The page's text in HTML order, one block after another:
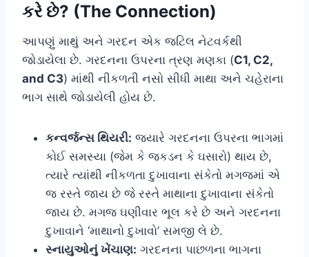
કરે છે? (The Connection)
આપણું માથું અને ગરદન એક જટિલ નેટવર્કથી
જોડાયેલા છે. ગરદનના ઉપરના ત્રણ મણકા (C1, C2,
and C3) માંથી નીકળતી નસો સીધી માથા અને ચહેરાના
ભાગ સાથે જોડાયેલી હોય છે.
કન્વર્જન્સ થિયરી: જ્યારે ગરદનના ઉપરના ભાગમાં
કોઈ સમસ્યા (જેમ કે જકડન કે ઘસારો) થાય છે,
ત્યારે ત્યાંથી નીકળતા દુખાવાના સંકેતો મગજમાં એ
જ રસ્તે જાય છે જે રસ્તે માથાના દુખાવાના સંકેતો
જાય છે. મગજ ઘણીવાર ભૂલ કરે છે અને ગરદનના
દુખાવાને ‘માથાનો દુખાવો’ સમજી લે છે.
સ્નાયુઓનું ખેંચાણ: ગરદનના પાછળના ભાગના